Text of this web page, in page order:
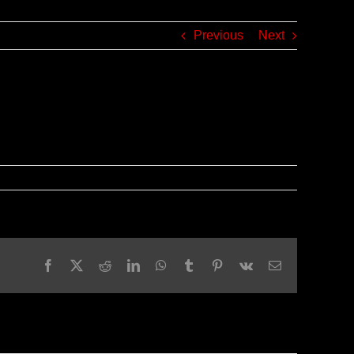
Previous Next
Facebook RedditLinkedInWhatsApp
Tumblr Pinterest
Vk Email